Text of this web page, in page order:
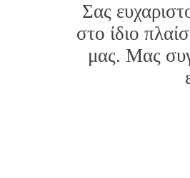
Σας
στο ίδιο
μας. Μας